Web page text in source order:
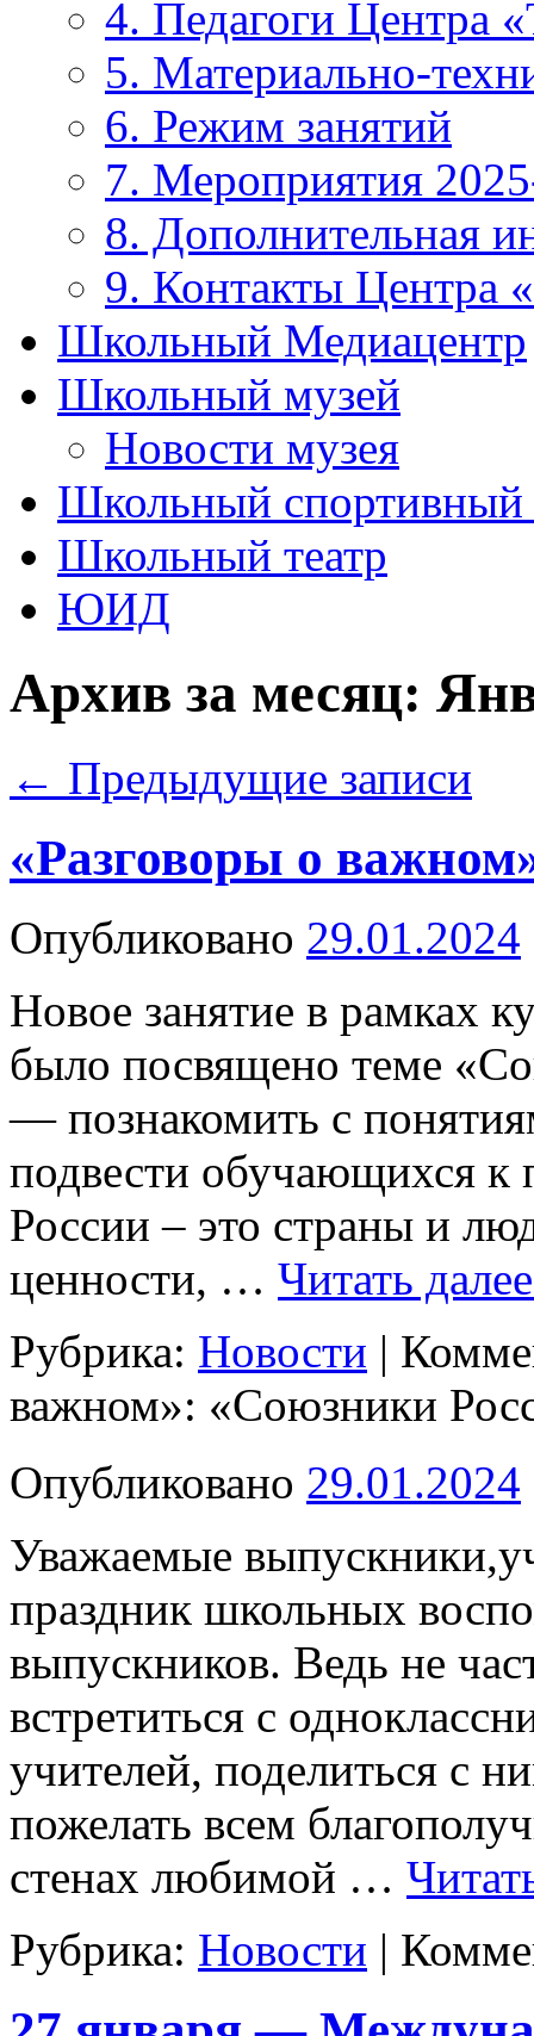
4. Педагоги Центра
5. Материально-
6. Режим занятий
7. Мероприятия
8. Дополнительная
9. Контакты Центра
Школьный Медиацентр
Школьный музей
Новости музея
Школьный спортивный
Школьный театр
ЮИД
Архив за месяц:
← Предыдущие записи
«Разговоры о
Опубликовано 29.01.2024
Новое занятие в рамках
было посвящено теме
— познакомить с
подвести обучающихся
России – это страны и
ценности, … Читать
Рубрика: Новости |
важном»: «Союзники
Опубликовано 29.01.2024
Уважаемые
праздник школьных
выпускников. Ведь не
встретиться с
учителей, поделиться с
пожелать всем
стенах любимой …
Рубрика: Новости |